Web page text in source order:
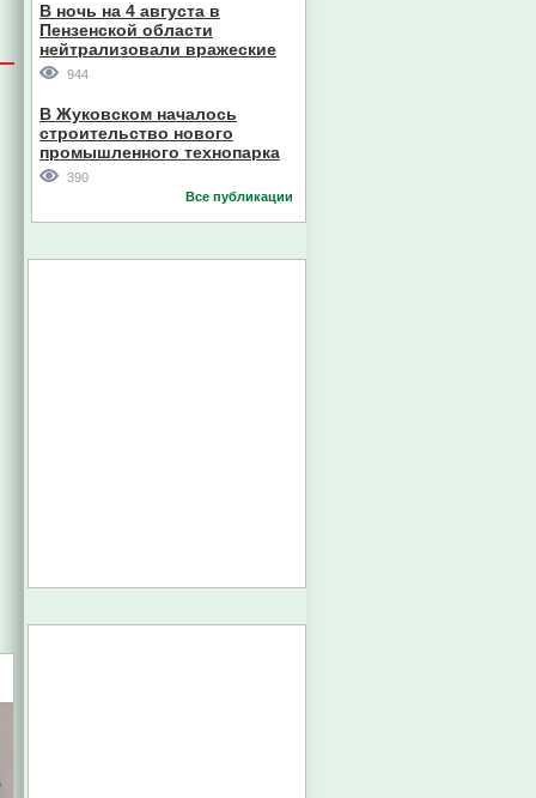
В ночь на 4 августа в
Пензенской области
нейтрализовали вражеские
дроны
944
В Жуковском началось
строительство нового
промышленного технопарка
390
Все публикации